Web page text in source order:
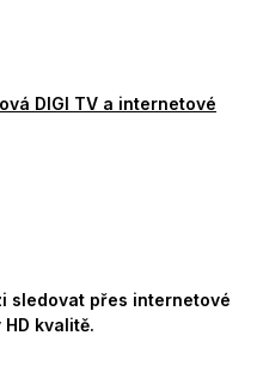
DIGI TV a internetové
sledovat přes internetové
kvalitě.